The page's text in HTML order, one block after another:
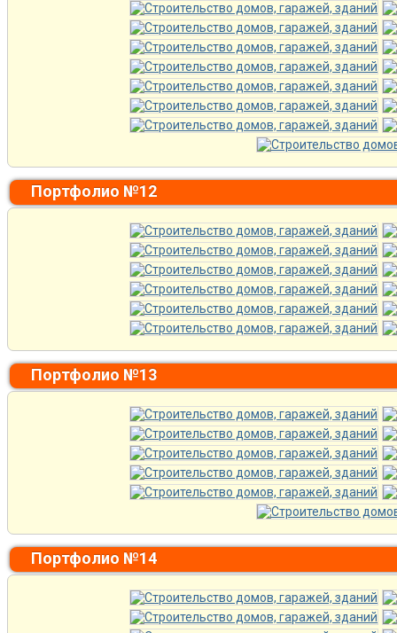
Портфолио №12
Портфолио №13
Портфолио №14